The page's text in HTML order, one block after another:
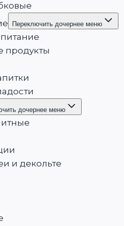
Переключить дочернее меню
продукты
дочернее меню
и декольте